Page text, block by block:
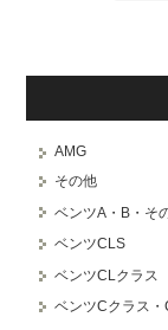
AMG
その他
ベンツA・B・そ
ベンツCLS
ベンツCLクラス
ベンツCクラス・